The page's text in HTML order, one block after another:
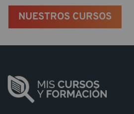
NUESTROS CURSOS